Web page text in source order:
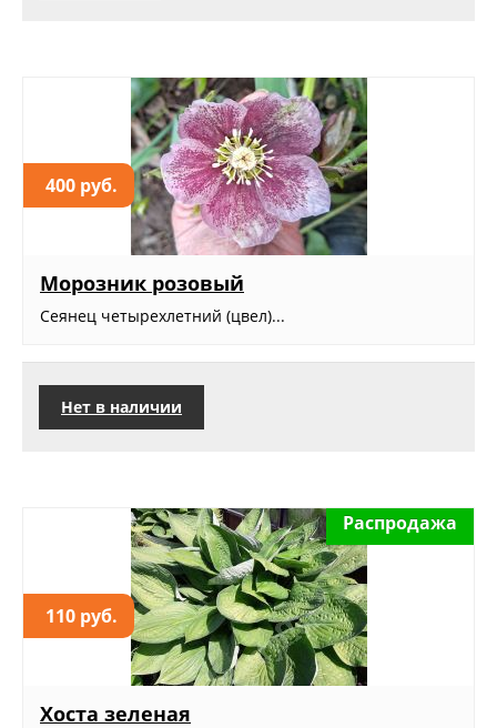
400 руб.
Морозник розовый
Сеянец четырехлетний (цвел)...
Нет в наличии
110 руб.
Распродажа
Хоста зеленая